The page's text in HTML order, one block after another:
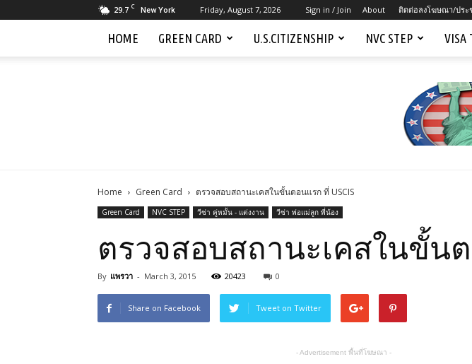
29.7 C New York Friday, August 7, 2026 Sign in / Join About ติดต่อลงโฆษณา/ประ
HOME GREEN CARD U.S.CITIZENSHIP NVC STEP VISA
Home Green Card ตรวจสอบสถานะเคสในขั้นตอนแรก ที่ USCIS
Green Card NVC STEP วีซ่า คู่หมั้น - แต่งงาน วีซ่า พ่อแม่ลูก พี่น้อง
ตรวจสอบสถานะเคสในขั้นต
By แพรวา - March 3, 2015 20423 0
Share on Facebook Tweet on Twitter
- Advertisement พื้นที่โฆษณา -